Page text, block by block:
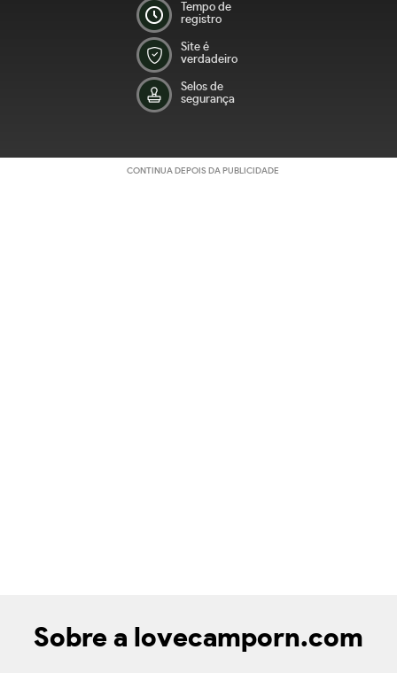
Tempo de
registro
Site é
verdadeiro
Selos de
segurança
CONTINUA DEPOIS DA PUBLICIDADE
Sobre a lovecamporn.com